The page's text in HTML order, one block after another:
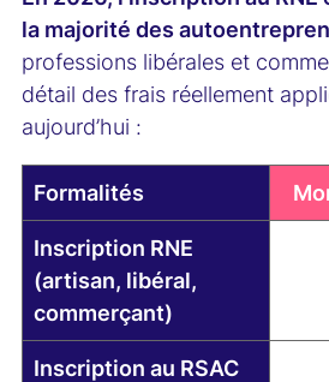
la majorité des
professions libérales et
détail des frais réellement
aujourd’hui :
Formalités
Inscription RNE
(artisan, libéral,
commerçant)
Inscription au RSAC